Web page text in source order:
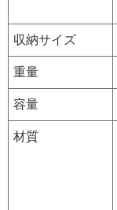
収納サイズ
重量
容量
材質